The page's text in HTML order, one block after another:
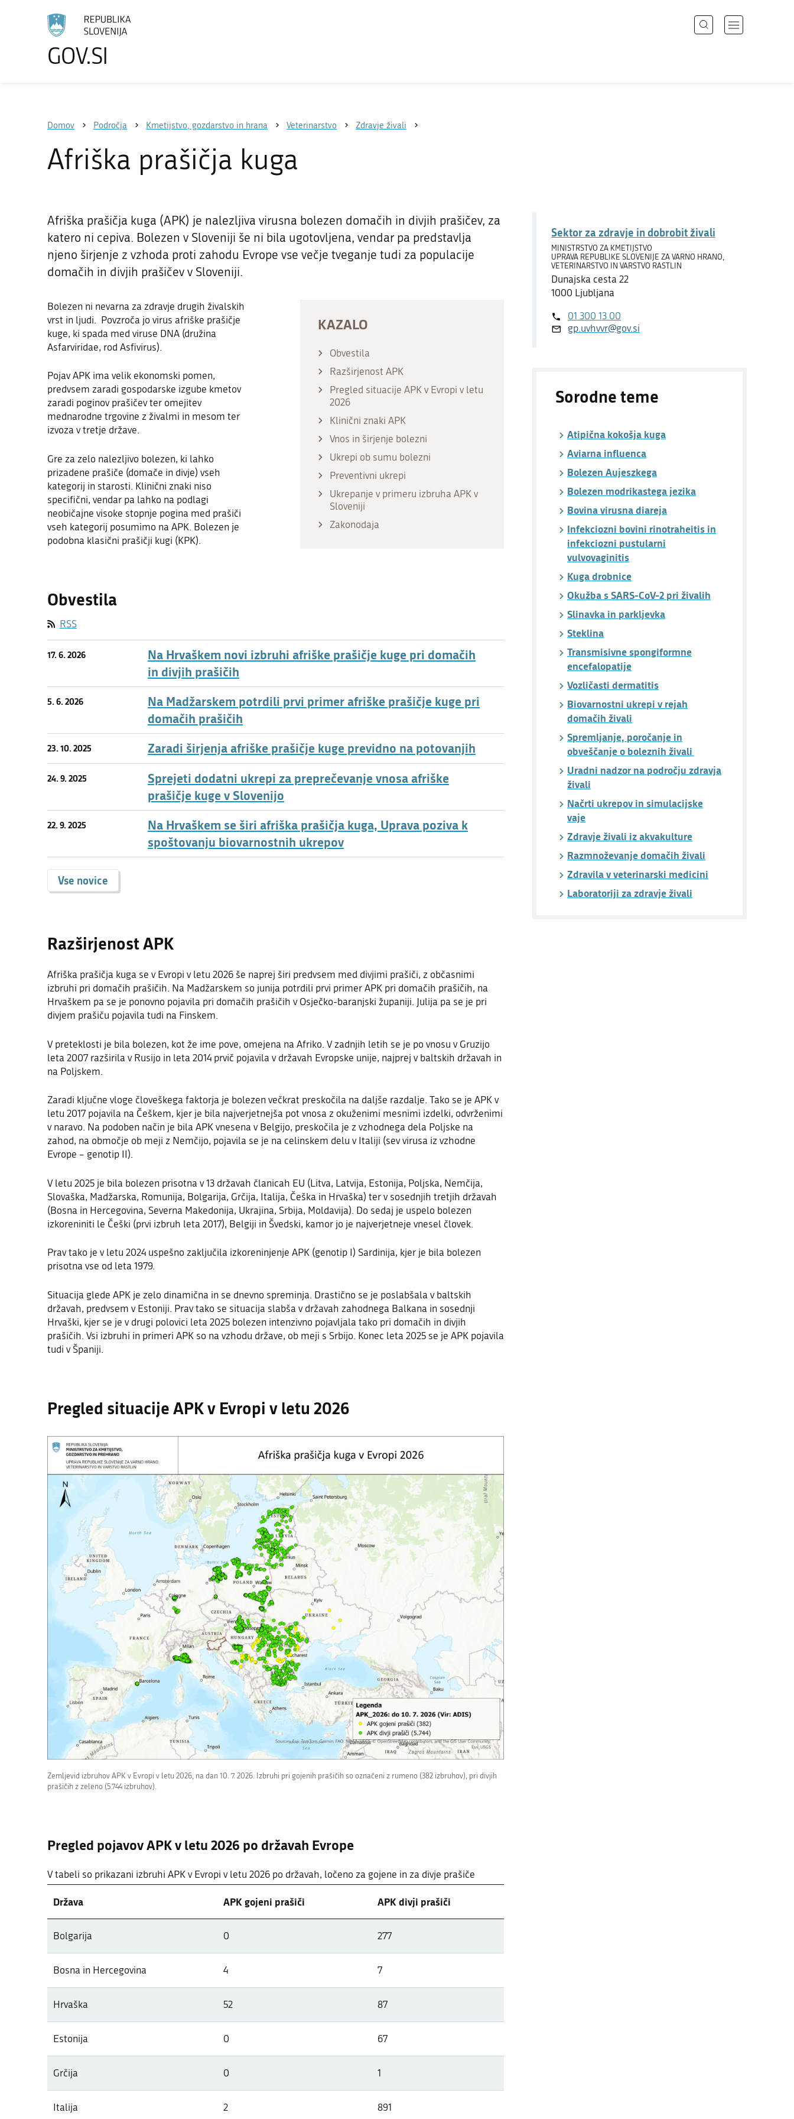
GOV.SI
Odpri
Domov Področja Kmetijstvo, gozdarstvo in hrana Veterinarstvo Zdravje živali
Afriška prašičja kuga
Afriška prašičja kuga (APK) je nalezljiva virusna bolezen domačih in divjih prašičev, za
katero ni cepiva. Bolezen v Sloveniji še ni bila ugotovljena, vendar pa predstavlja
njeno širjenje z vzhoda proti zahodu Evrope vse večje tveganje tudi za populacije
domačih in divjih prašičev v Sloveniji.
KAZALO
Obvestila
Razširjenost APK
Pregled situacije APK v Evropi v letu
2026
Klinični znaki APK
Vnos in širjenje bolezni
Ukrepi ob sumu bolezni
Preventivni ukrepi
Ukrepanje v primeru izbruha APK v
Sloveniji
Zakonodaja
Bolezen ni nevarna za zdravje drugih živalskih
vrst in ljudi. Povzroča jo virus afriške prašičje
kuge, ki spada med viruse DNA (družina
Asfarviridae, rod Asfivirus).
Pojav APK ima velik ekonomski pomen,
predvsem zaradi gospodarske izgube kmetov
zaradi poginov prašičev ter omejitev
mednarodne trgovine z živalmi in mesom ter
izvoza v tretje države.
Gre za zelo nalezljivo bolezen, ki lahko
prizadene prašiče (domače in divje) vseh
kategorij in starosti. Klinični znaki niso
specifični, vendar pa lahko na podlagi
neobičajne visoke stopnje pogina med prašiči
vseh kategorij posumimo na APK. Bolezen je
podobna klasični prašičji kugi (KPK).
Obvestila
RSS
17. 6. 2026
Na Hrvaškem novi izbruhi afriške prašičje kuge pri domačih
in divjih prašičih
5. 6. 2026
Na Madžarskem potrdili prvi primer afriške prašičje kuge pri
domačih prašičih
23. 10. 2025 Zaradi širjenja afriške prašičje kuge previdno na potovanjih
24. 9. 2025
Sprejeti dodatni ukrepi za preprečevanje vnosa afriške
prašičje kuge v Slovenijo
22. 9. 2025
Na Hrvaškem se širi afriška prašičja kuga, Uprava poziva k
spoštovanju biovarnostnih ukrepov
Vse novice
Razširjenost APK
Afriška prašičja kuga se v Evropi v letu 2026 še naprej širi predvsem med divjimi prašiči, z občasnimi
izbruhi pri domačih prašičih. Na Madžarskem so junija potrdili prvi primer APK pri domačih prašičih, na
Hrvaškem pa se je ponovno pojavila pri domačih prašičih v Osječko-baranjski županiji. Julija pa se je pri
divjem prašiču pojavila tudi na Finskem.
V preteklosti je bila bolezen, kot že ime pove, omejena na Afriko. V zadnjih letih se je po vnosu v Gruzijo
leta 2007 razširila v Rusijo in leta 2014 prvič pojavila v državah Evropske unije, najprej v baltskih državah in
na Poljskem.
Zaradi ključne vloge človeškega faktorja je bolezen večkrat preskočila na daljše razdalje. Tako se je APK v
letu 2017 pojavila na Češkem, kjer je bila najverjetnejša pot vnosa z okuženimi mesnimi izdelki, odvrženimi
v naravo. Na podoben način je bila APK vnesena v Belgijo, preskočila je z vzhodnega dela Poljske na
zahod, na območje ob meji z Nemčijo, pojavila se je na celinskem delu v Italiji (sev virusa iz vzhodne
Evrope – genotip II).
V letu 2025 je bila bolezen prisotna v 13 državah članicah EU (Litva, Latvija, Estonija, Poljska, Nemčija,
Slovaška, Madžarska, Romunija, Bolgarija, Grčija, Italija, Češka in Hrvaška) ter v sosednjih tretjih državah
(Bosna in Hercegovina, Severna Makedonija, Ukrajina, Srbija, Moldavija). Do sedaj je uspelo bolezen
izkoreniniti le Češki (prvi izbruh leta 2017), Belgiji in Švedski, kamor jo je najverjetneje vnesel človek.
Prav tako je v letu 2024 uspešno zaključila izkoreninjenje APK (genotip I) Sardinija, kjer je bila bolezen
prisotna vse od leta 1979.
Situacija glede APK je zelo dinamična in se dnevno spreminja. Drastično se je poslabšala v baltskih
državah, predvsem v Estoniji. Prav tako se situacija slabša v državah zahodnega Balkana in sosednji
Hrvaški, kjer se je v drugi polovici leta 2025 bolezen intenzivno pojavljala tako pri domačih in divjih
prašičih. Vsi izbruhi in primeri APK so na vzhodu države, ob meji s Srbijo. Konec leta 2025 se je APK pojavila
tudi v Španiji.
Pregled situacije APK v Evropi v letu 2026
Zemljevid izbruhov APK v Evropi v letu 2026, na dan 10. 7. 2026. Izbruhi pri gojenih prašičih so označeni z rumeno (382 izbruhov), pri divjih
prašičih z zeleno (5.744 izbruhov).
Pregled pojavov APK v letu 2026 po državah Evrope
V tabeli so prikazani izbruhi APK v Evropi v letu 2026 po državah, ločeno za gojene in za divje prašiče
Pregled pojavov APK v letu 2026 po državah Evrope
Država APK gojeni prašiči APK divji prašiči
Bolgarija 0 277
Bosna in Hercegovina 4 7
Hrvaška 52 87
Estonija 0 67
Grčija 0 1
Italija 2 891
Sektor za zdravje in dobrobit živali
MINISTRSTVO ZA KMETIJSTVO
UPRAVA REPUBLIKE SLOVENIJE ZA VARNO HRANO,
VETERINARSTVO IN VARSTVO RASTLIN
Dunajska cesta 22
1000 Ljubljana
01 300 13 00
gp.uvhvvr@gov.si
Sorodne teme
Atipična kokošja kuga
Aviarna influenca
Bolezen Aujeszkega
Bolezen modrikastega jezika
Bovina virusna diareja
Infekciozni bovini rinotraheitis in
infekciozni pustularni
vulvovaginitis
Kuga drobnice
Okužba s SARS-CoV-2 pri živalih
Slinavka in parkljevka
Steklina
Transmisivne spongiformne
encefalopatije
Vozličasti dermatitis
Biovarnostni ukrepi v rejah
domačih živali
Spremljanje, poročanje in
obveščanje o boleznih živali
Uradni nadzor na področju zdravja
živali
Načrti ukrepov in simulacijske
vaje
Zdravje živali iz akvakulture
Razmnoževanje domačih živali
Zdravila v veterinarski medicini
Laboratoriji za zdravje živali